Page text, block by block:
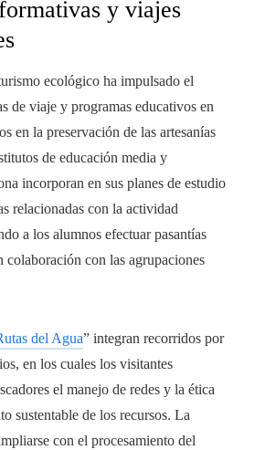
y viajes
ecológico ha impulsado el
de viaje y programas educativos en
en la preservación de las artesanías
de educación media y
incorporan en sus planes de estudio
relacionadas con la actividad
a los alumnos efectuar pasantías
colaboración con las agrupaciones
del Agua” integran recorridos por
en los cuales los visitantes
el manejo de redes y la ética
sustentable de los recursos. La
con el procesamiento del